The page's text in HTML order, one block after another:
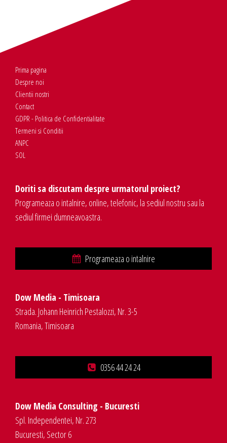
Prima pagina
Despre noi
Clientii nostri
Contact
GDPR - Politica de Confidentialitate
Termeni si Conditii
ANPC
SOL
Doriti sa discutam despre urmatorul proiect?
Programeaza o intalnire, online, telefonic, la sediul nostru sau la
sediul firmei dumneavoastra.
Programeaza o intalnire
Dow Media - Timisoara
Strada. Johann Heinrich Pestalozzi, Nr. 3-5
Romania, Timisoara
0356 44 24 24
Dow Media Consulting - Bucuresti
Spl. Independentei, Nr. 273
Bucuresti, Sector 6